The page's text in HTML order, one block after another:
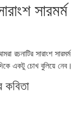
সারমর্ম
রচনাটির সারাংশ সারমর্ম
একটু চোখ বুলিয়ে নেব।
কবিতা